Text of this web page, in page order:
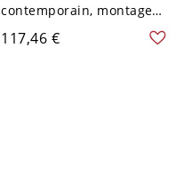
contemporain, montage
encastré intérieur au
plafond en blanc - 110 V-
117,46 €